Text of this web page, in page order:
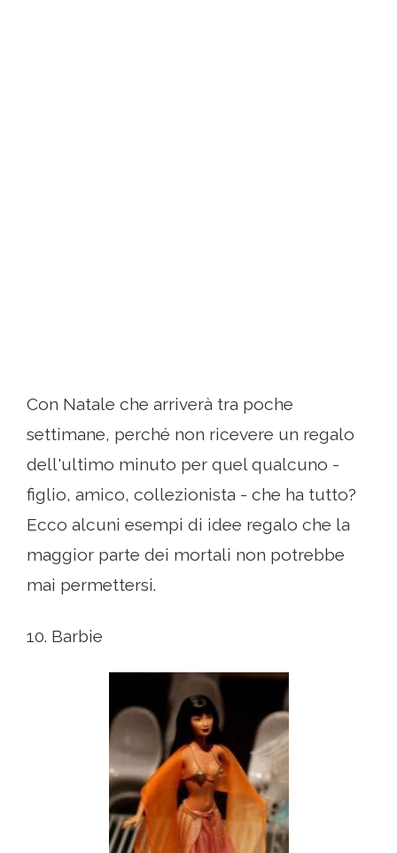
Con Natale che arriverà tra poche
settimane, perché non ricevere un regalo
dell'ultimo minuto per quel qualcuno -
figlio, amico, collezionista - che ha tutto?
Ecco alcuni esempi di idee regalo che la
maggior parte dei mortali non potrebbe
mai permettersi.
10. Barbie